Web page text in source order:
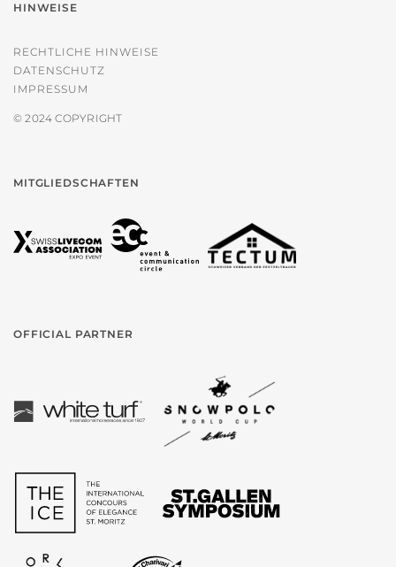
HINWEISE
RECHTLICHE HINWEISE
DATENSCHUTZ
IMPRESSUM
© 2024 COPYRIGHT
MITGLIEDSCHAFTEN
OFFICIAL PARTNER